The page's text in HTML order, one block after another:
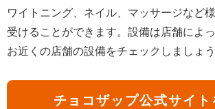
ワイトニング、ネイル、マッサージなど
受けることができます。設備は店舗によ
お近くの店舗の設備をチェックしましょう
チョコザップ公式サイト